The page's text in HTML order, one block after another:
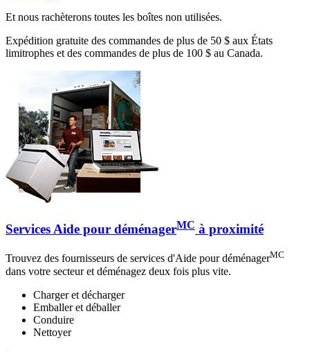
Et nous rachèterons toutes les boîtes non utilisées.
Expédition gratuite des commandes de plus de 50 $ aux États
limitrophes et des commandes de plus de 100 $ au Canada.
Services Aide pour déménagerMC à proximité
Trouvez des fournisseurs de services d'Aide pour déménagerMC
dans votre secteur et déménagez deux fois plus vite.
Charger et décharger
Emballer et déballer
Conduire
Nettoyer